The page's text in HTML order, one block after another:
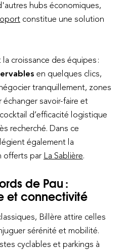
hubs économiques,
constitue une solution
croissance des équipes :
en quelques clics,
tranquillement, zones
savoir-faire et
d’efficacité logistique
recherché. Dans ce
également la
offerts par La Sablière.
de Pau :
et connectivité
Billère attire celles
sérénité et mobilité.
cyclables et parkings à